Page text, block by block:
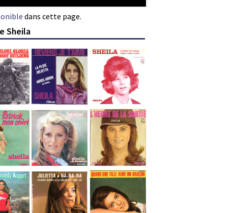
dans cette page.
Sheila